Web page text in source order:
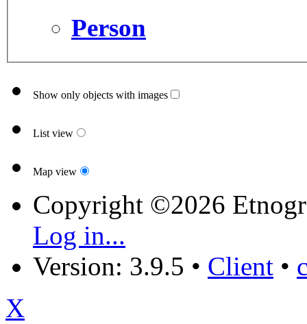
Person
Show only objects with images
List view
Map view
Copyright ©2026
Log in...
Version: 3.9.5 • Client •
X